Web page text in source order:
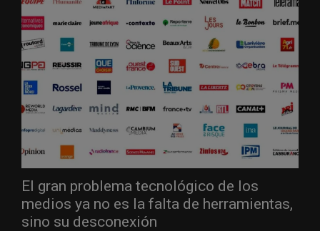
El gran problema tecnológico de los
medios ya no es la falta de herramientas,
sino su desconexión